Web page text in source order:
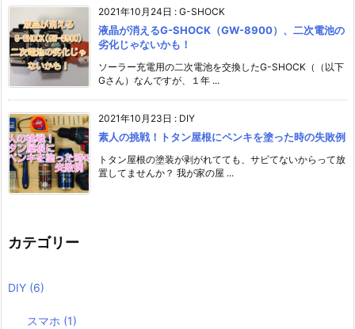
2021年10月24日 : G-SHOCK
液晶が消えるG-SHOCK（GW-8900）、二次電池の
劣化じゃないかも！
ソーラー充電用の二次電池を交換したG-SHOCK（（以下
Gさん）なんですが、１年 ...
2021年10月23日 : DIY
素人の挑戦！トタン屋根にペンキを塗った時の失敗例
トタン屋根の塗装が剥がれてても、サビてないからって放
置してませんか？ 我が家の屋 ...
カテゴリー
DIY (6)
スマホ (1)